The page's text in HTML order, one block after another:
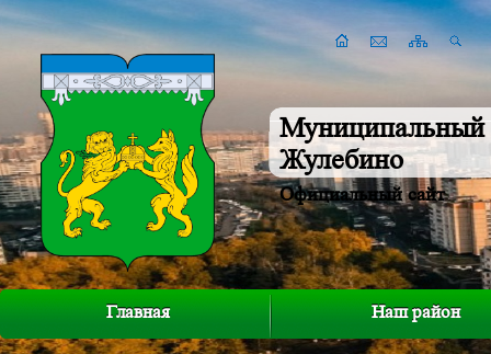
Муниципальный
Жулебино
Официальный сайт
Главная Наш район